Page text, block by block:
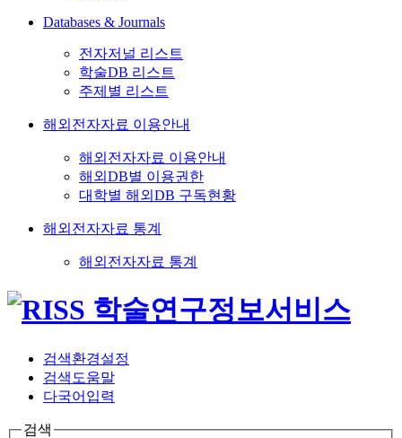
Databases & Journals
전자저널 리스트
학술DB 리스트
주제별 리스트
해외전자자료 이용안내
해외전자자료 이용안내
해외DB별 이용권한
대학별 해외DB 구독현황
해외전자자료 통계
해외전자자료 통계
검색환경설정
검색도움말
다국어입력
검색